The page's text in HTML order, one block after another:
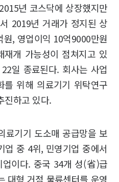
년 코스닥에 상장했지만
2019년 거래가 정지된 상
, 영업이익 10억9000만원
개 가능성이 점쳐지고 있
일 종료된다. 회사는 사업
위해 의료기기 위탁연구
진하고 있다.
료기기 도소매 공급망을 보
업 중 4위, 민영기업 중에서
이다. 중국 34개 성(省)급
대형 거점 물류센터를 운영